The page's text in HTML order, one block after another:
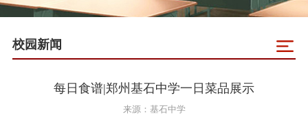
校园新闻
每日食谱|郑州基石中学一日菜品展示
来源：基石中学